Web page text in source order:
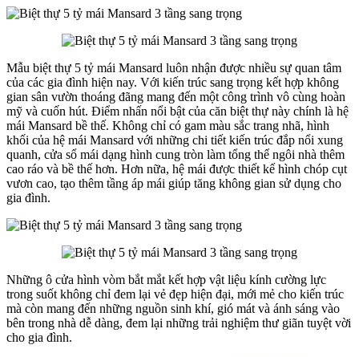
Mẫu biệt thự 5 tỷ mái Mansard luôn nhận được nhiều sự quan tâm
của các gia đình hiện nay. Với kiến trúc sang trọng kết hợp không
gian sân vườn thoáng đãng mang đến một công trình vô cùng hoàn
mỹ và cuốn hút. Điểm nhấn nổi bật của căn biệt thự này chính là hệ
mái Mansard bề thế. Không chỉ có gam màu sắc trang nhã, hình
khối của hệ mái Mansard với những chi tiết kiến trúc đắp nổi xung
quanh, cửa sổ mái dạng hình cung tròn làm tổng thể ngôi nhà thêm
cao ráo và bề thế hơn. Hơn nữa, hệ mái được thiết kế hình chóp cụt
vươn cao, tạo thêm tầng áp mái giúp tăng không gian sử dụng cho
gia đình.
Những ô cửa hình vòm bắt mắt kết hợp vật liệu kính cường lực
trong suốt không chỉ đem lại vẻ đẹp hiện đại, mới mẻ cho kiến trúc
mà còn mang đến những nguồn sinh khí, gió mát và ánh sáng vào
bên trong nhà dễ dàng, đem lại những trải nghiệm thư giãn tuyệt vời
cho gia đình.